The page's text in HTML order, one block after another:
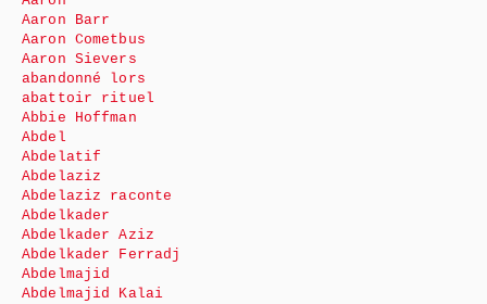
Aaron Barr
Aaron Cometbus
Aaron Sievers
abandonné lors
abattoir rituel
Abbie Hoffman
Abdel
Abdelatif
Abdelaziz
Abdelaziz raconte
Abdelkader
Abdelkader Aziz
Abdelkader Ferradj
Abdelmajid
Abdelmajid Kalai